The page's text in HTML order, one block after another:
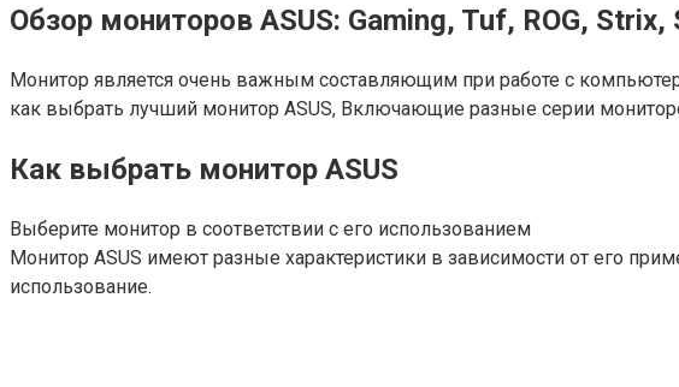
Обзор мониторов ASUS: Gaming, Tuf, ROG,
Монитор является очень важным составляющим при работе с
как выбрать лучший монитор ASUS, Включающие разные серии
Как выбрать монитор ASUS
Выберите монитор в соответствии с его использованием
Монитор ASUS имеют разные характеристики в зависимости от его
использование.